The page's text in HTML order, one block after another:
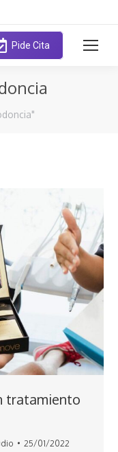
Pide Cita
tratamiento
25/01/2022